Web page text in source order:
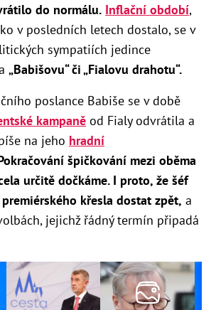
do normálu. Inflační období,
v posledních letech dostalo, se v
sympatiích jedince
„Babišovu“ či „Fialovu drahotu“.
poslance Babiše se v době
kampaně od Fialy odvrátila a
na jeho hradní
špičkování mezi oběma
určitě dočkáme. I proto, že šéf
křesla dostat zpět, a
jejichž řádný termín připadá